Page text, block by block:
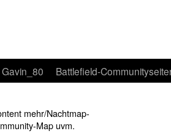
Battlefield-
mehr/Nachtmap-
Map uvm.